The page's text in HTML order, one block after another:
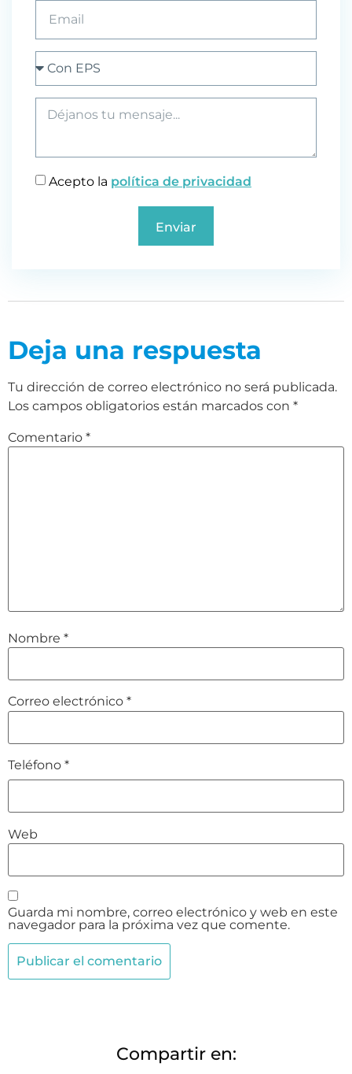
Acepto la política de privacidad
Enviar
Deja una respuesta
Tu dirección de correo electrónico no será publicada.
Los campos obligatorios están marcados con *
Comentario *
Teléfono *
Nombre *
Correo electrónico *
Web
Guarda mi nombre, correo electrónico y web en este
navegador para la próxima vez que comente.
Compartir en: